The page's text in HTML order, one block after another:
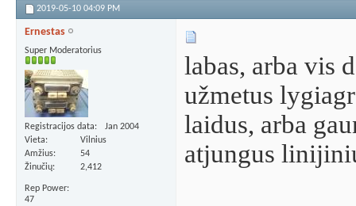
2019-05-10 04:09 PM
Ernestas
Super Moderatorius
Registracijos data
Jan 2004
Vieta
Vilnius
Amžius
54
Žinučių
2,412
Rep Power
47
labas, arba vis
užmetus
laidus, arba
atjungus